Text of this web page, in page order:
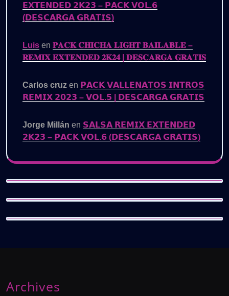
𝗘𝗫𝗧𝗘𝗡𝗗𝗘𝗗 𝟮𝗞𝟮𝟯 – 𝗣𝗔𝗖𝗞 𝗩𝗢𝗟.𝟲
(𝗗𝗘𝗦𝗖𝗔𝗥𝗚𝗔 𝗚𝗥𝗔𝗧𝗜𝗦)
Luis en 𝐏𝐀𝐂𝐊 𝐂𝐇𝐈𝐂𝐇𝐀 𝐋𝐈𝐆𝐇𝐓 𝐁𝐀𝐈𝐋𝐀𝐁𝐋𝐄 –
𝐑𝐄𝐌𝐈𝐗 𝐄𝐗𝐓𝐄𝐍𝐃𝐄𝐃 𝟐𝐊𝟐𝟒 | 𝐃𝐄𝐒𝐂𝐀𝐑𝐆𝐀 𝐆𝐑𝐀𝐓𝐈𝐒
Carlos cruz en 𝗣𝗔𝗖𝗞 𝗩𝗔𝗟𝗟𝗘𝗡𝗔𝗧𝗢𝗦 𝗜𝗡𝗧𝗥𝗢𝗦
𝗥𝗘𝗠𝗜𝗫 𝟮𝟬𝟮𝟯 – 𝗩𝗢𝗟.𝟱 | 𝗗𝗘𝗦𝗖𝗔𝗥𝗚𝗔 𝗚𝗥𝗔𝗧𝗜𝗦
Jorge Millán en 𝗦𝗔𝗟𝗦𝗔 𝗥𝗘𝗠𝗜𝗫 𝗘𝗫𝗧𝗘𝗡𝗗𝗘𝗗
𝟮𝗞𝟮𝟯 – 𝗣𝗔𝗖𝗞 𝗩𝗢𝗟.𝟲 (𝗗𝗘𝗦𝗖𝗔𝗥𝗚𝗔 𝗚𝗥𝗔𝗧𝗜𝗦)
Archives